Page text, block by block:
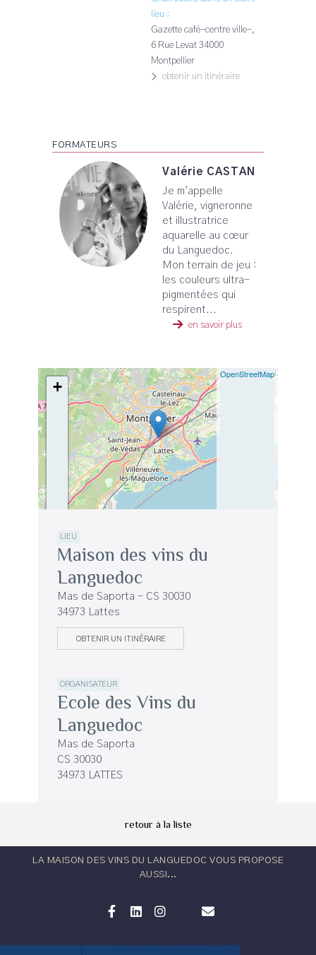
lieu :
Gazette café-centre ville-,
6 Rue Levat 34000
Montpellier
obtenir un itinéraire
FORMATEURS
Valérie CASTAN
Je m'appelle
Valérie, vigneronne
et illustratrice
aquarelle au cœur
du Languedoc.
Mon terrain de jeu :
les couleurs ultra-
pigmentées qui
respirent...
en savoir plus
+
Leaflet
OpenStreetMap
LIEU
Maison des vins du
Languedoc
Mas de Saporta - CS 30030
34973 Lattes
OBTENIR UN ITINÉRAIRE
ORGANISATEUR
Ecole des Vins du
Languedoc
Mas de Saporta
CS 30030
34973 LATTES
retour à la liste
LA MAISON DES VINS DU LANGUEDOC VOUS PROPOSE
AUSSI...